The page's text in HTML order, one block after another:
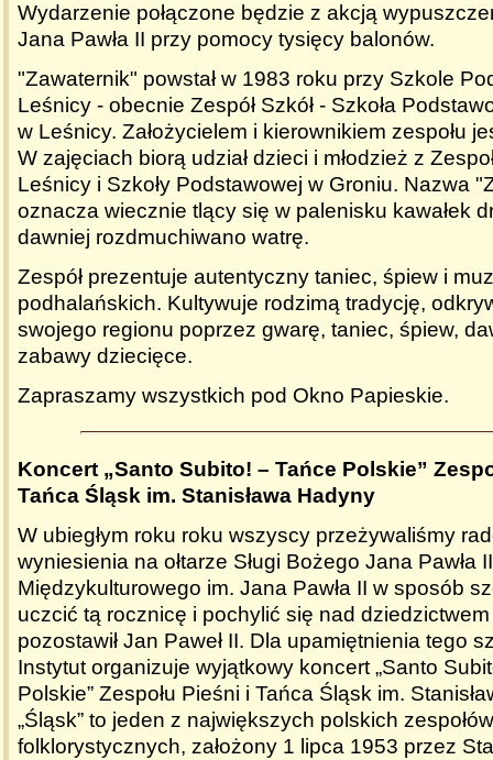
Wydarzenie połączone będzie z akcją
Jana Pawła II przy pomocy tysięcy balonów.
"Zawaternik" powstał w 1983 roku przy Szkole
Leśnicy - obecnie Zespół Szkół - Szkoła
w Leśnicy. Założycielem i kierownikiem zespołu
W zajęciach biorą udział dzieci i młodzież z
Leśnicy i Szkoły Podstawowej w Groniu. Nazwa
oznacza wiecznie tlący się w palenisku kawałek
dawniej rozdmuchiwano watrę.
Zespół prezentuje autentyczny taniec, śpiew i
podhalańskich. Kultywuje rodzimą tradycję,
swojego regionu poprzez gwarę, taniec, śpiew,
zabawy dziecięce.
Zapraszamy wszystkich pod Okno Papieskie.
Koncert „Santo Subito! – Tańce Polskie”
Tańca Śląsk im. Stanisława Hadyny
W ubiegłym roku roku wszyscy przeżywaliśmy
wyniesienia na ołtarze Sługi Bożego Jana Pawła
Międzykulturowego im. Jana Pawła II w sposób
uczcić tą rocznicę i pochylić się nad
pozostawił Jan Paweł II. Dla upamiętnienia tego
Instytut organizuje wyjątkowy koncert „Santo
Polskie” Zespołu Pieśni i Tańca Śląsk im.
„Śląsk” to jeden z największych polskich zespołów
folklorystycznych, założony 1 lipca 1953 przez